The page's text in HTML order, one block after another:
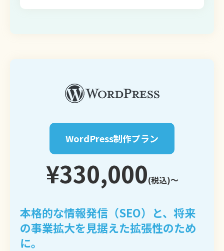
WordPress制作プラン
¥330,000(税込)〜
本格的な情報発信（SEO）と、将来
の事業拡大を見据えた拡張性のため
に。